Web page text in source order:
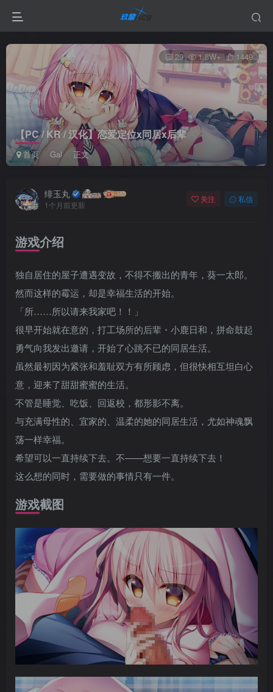
【PC / KR / 汉化】恋爱定位x同居x后辈
首页 Gal 正文
29 1.8W+ 1449
绯玉丸
1个月前更新
关注 私信
游戏介绍
独自居住的屋子遭遇变故，不得不搬出的青年，葵一太郎。
然而这样的霉运，却是幸福生活的开始。
「所……所以请来我家吧！！」
很早开始就在意的，打工场所的后辈・小鹿日和，拼命鼓起
勇气向我发出邀请，开始了心跳不已的同居生活。
虽然最初因为紧张和羞耻双方有所顾虑，但很快相互坦白心
意，迎来了甜甜蜜蜜的生活。
不管是睡觉、吃饭、回返校，都形影不离。
与充满母性的、宜家的、温柔的她的同居生活，尤如神魂飘
荡一样幸福。
希望可以一直持续下去。不——想要一直持续下去！
这么想的同时，需要做的事情只有一件。
游戏截图